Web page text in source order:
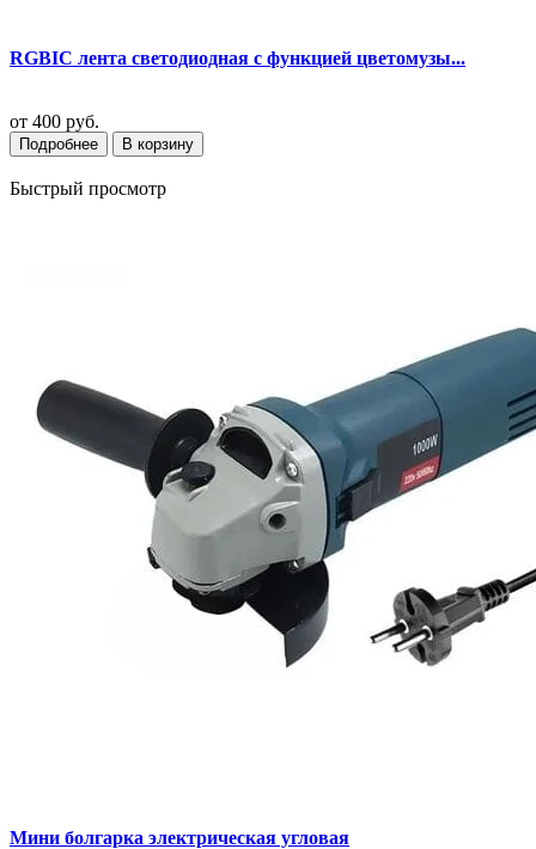
RGBIC лента светодиодная с функцией цветомузы...
от 400 руб.
Подробнее В корзину
Быстрый просмотр
Мини болгарка электрическая угловая